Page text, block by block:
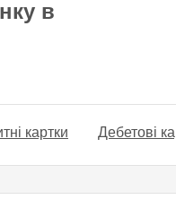
в
картки Дебетові